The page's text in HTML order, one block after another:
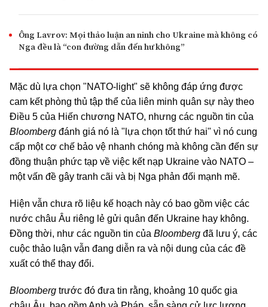
Ông Lavrov: Mọi thảo luận an ninh cho Ukraine mà không có
Nga đều là “con đường dẫn đến hư không”
Mặc dù lựa chọn "NATO-light" sẽ không đáp ứng được
cam kết phòng thủ tập thể của liên minh quân sự này theo
Điều 5 của Hiến chương NATO, nhưng các nguồn tin của
Bloomberg đánh giá nó là "lựa chọn tốt thứ hai" vì nó cung
cấp một cơ chế bảo vệ nhanh chóng mà không cần đến sự
đồng thuận phức tạp về việc kết nạp Ukraine vào NATO –
một vấn đề gây tranh cãi và bị Nga phản đối mạnh mẽ.
Hiện vẫn chưa rõ liệu kế hoạch này có bao gồm việc các
nước châu Âu riêng lẻ gửi quân đến Ukraine hay không.
Đồng thời, như các nguồn tin của Bloomberg đã lưu ý, các
cuộc thảo luận vẫn đang diễn ra và nội dung của các đề
xuất có thể thay đổi.
Bloomberg trước đó đưa tin rằng, khoảng 10 quốc gia